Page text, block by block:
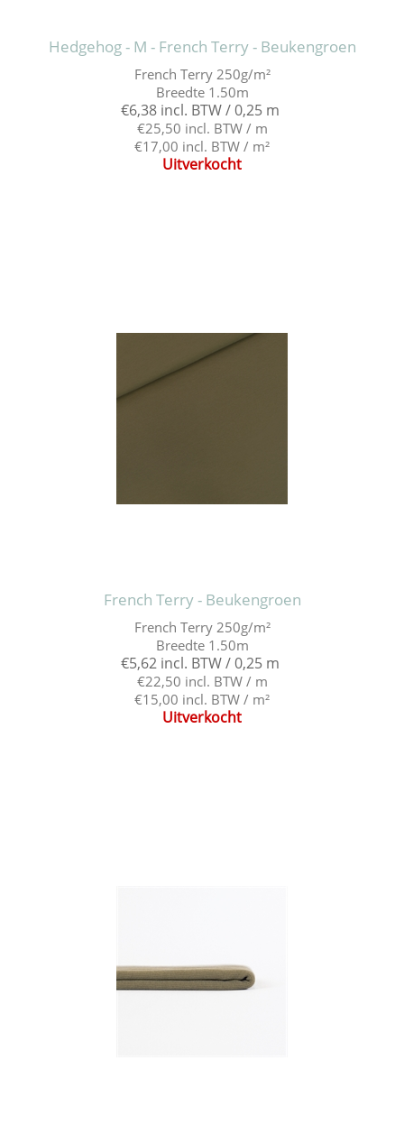
Hedgehog - M - French Terry - Beukengroen
French Terry 250g/m²
Breedte 1.50m
€6,38 incl. BTW / 0,25 m
€25,50 incl. BTW / m
€17,00 incl. BTW / m²
Uitverkocht
French Terry - Beukengroen
French Terry 250g/m²
Breedte 1.50m
€5,62 incl. BTW / 0,25 m
€22,50 incl. BTW / m
€15,00 incl. BTW / m²
Uitverkocht